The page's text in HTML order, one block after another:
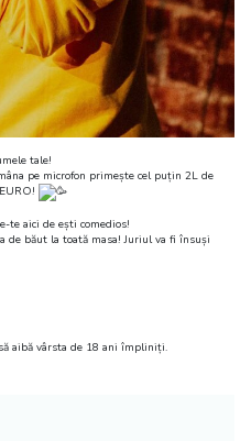
tale!
pe microfon primește cel puțin 2L de
te aici de ești comedios!
de băut la toată masa! Juriul va fi însuși
aibă vârsta de 18 ani împliniți.